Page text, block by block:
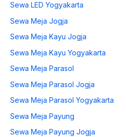
Sewa LED Yogyakarta
Sewa Meja Jogja
Sewa Meja Kayu Jogja
Sewa Meja Kayu Yogyakarta
Sewa Meja Parasol
Sewa Meja Parasol Jogja
Sewa Meja Parasol Yogyakarta
Sewa Meja Payung
Sewa Meja Payung Jogja